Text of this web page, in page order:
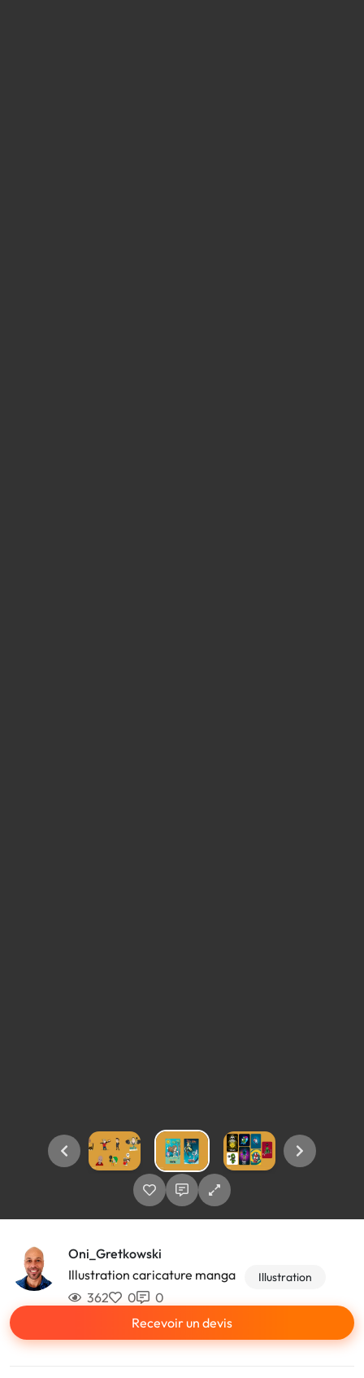
Oni_Gretkowski
Illustration caricature manga
Illustration
362 0
0
Recevoir un devis